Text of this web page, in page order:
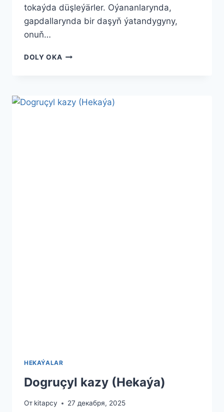
tokaýda düşleýärler. Oýananlarynda,
gapdallarynda bir daşyň ýatandygyny,
onuň…
DOLY OKA IKI
HEKAÝALAR
Dogruçyl kazy (Hekaýa)
От kitapcy 27 декабря, 2025